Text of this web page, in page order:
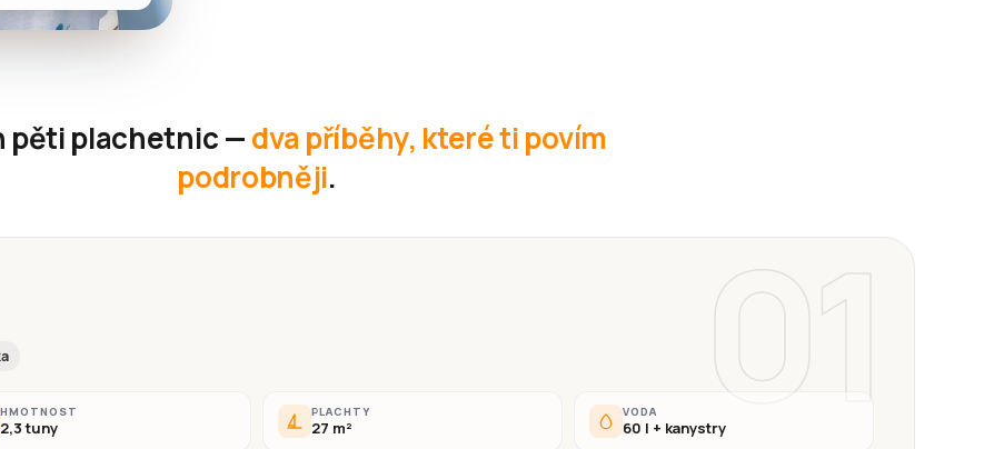
pěti plachetnic —dva příběhy, které ti povím
podrobněji.
01
HMOTNOST
2,3 tuny
PLACHTY
27 m²
VODA
60 l + kanystry